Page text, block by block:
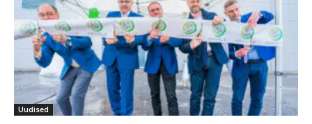
Uudised